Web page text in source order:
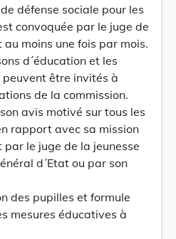
défense sociale pour les
convoquée par le juge de
moins une fois par mois.
d´éducation et les
être invités à
de la commission.
avis motivé sur tous les
rapport avec sa mission
le juge de la jeunesse
d´Etat ou par son
des pupilles et formule
mesures éducatives à